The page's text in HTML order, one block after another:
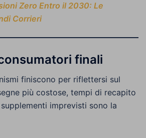
Zero Entro il 2030: Le
Corrieri
finali
finiscono per riflettersi sul
più costose, tempi di recapito
imprevisti sono la